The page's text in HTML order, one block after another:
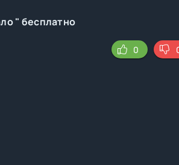
" бесплатно
0